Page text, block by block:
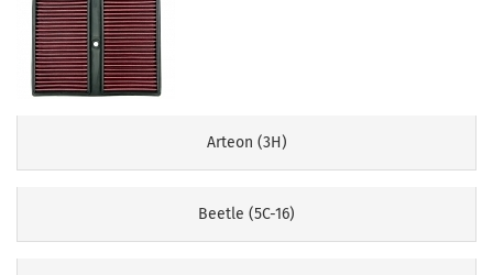
Arteon (3H)
Beetle (5C-16)